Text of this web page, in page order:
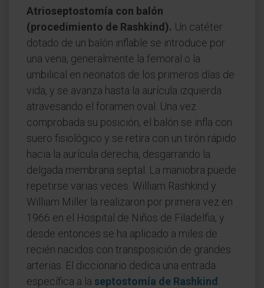
Atrioseptostomía con balón
(procedimiento de Rashkind). Un catéter
dotado de un balón inflable se introduce por
una vena, generalmente la femoral o la
umbilical en neonatos de los primeros días de
vida, y se avanza hasta la aurícula izquierda
atravesando el foramen oval. Una vez
comprobada su posición, el balón se infla con
suero fisiológico y se retira con un tirón rápido
hacia la aurícula derecha, desgarrando la
delgada membrana septal. La maniobra puede
repetirse varias veces. William Rashkind y
William Miller la realizaron por primera vez en
1966 en el Hospital de Niños de Filadelfia, y
desde entonces se ha aplicado a miles de
recién nacidos con transposición de grandes
arterias. El diccionario dedica una entrada
específica a la septostomía de Rashkind